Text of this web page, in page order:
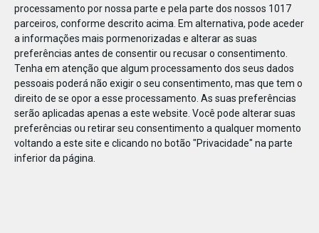
processamento por nossa parte e pela parte dos nossos 1017
parceiros, conforme descrito acima. Em alternativa, pode aceder
a informações mais pormenorizadas e alterar as suas
preferências antes de consentir ou recusar o consentimento.
Tenha em atenção que algum processamento dos seus dados
pessoais poderá não exigir o seu consentimento, mas que tem o
direito de se opor a esse processamento. As suas preferências
serão aplicadas apenas a este website. Você pode alterar suas
preferências ou retirar seu consentimento a qualquer momento
voltando a este site e clicando no botão "Privacidade" na parte
inferior da página.
78731472764089